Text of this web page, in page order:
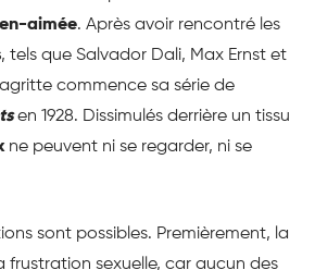
aimée. Après avoir rencontré les
, tels que Salvador Dali, Max Ernst et
commence sa série de
en 1928. Dissimulés derrière un tissu
ne peuvent ni se regarder, ni se
sont possibles. Premièrement, la
frustration sexuelle, car aucun des